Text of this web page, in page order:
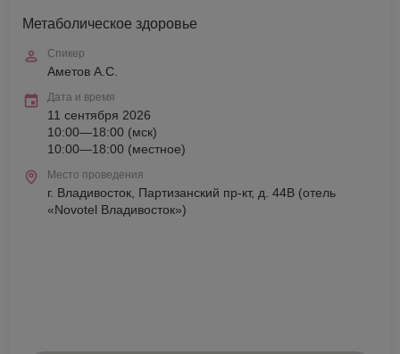
Метаболическое здоровье
Спикер
Аметов А.С.
Дата и время
11 сентября 2026
10:00—18:00 (мск)
10:00—18:00 (местное)
Место проведения
г. Владивосток, Партизанский пр-кт, д. 44В (отель
«Novotel Владивосток»)